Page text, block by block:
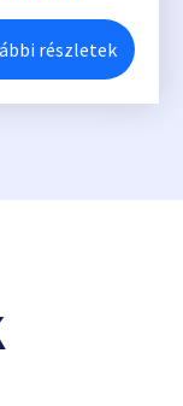
részletek